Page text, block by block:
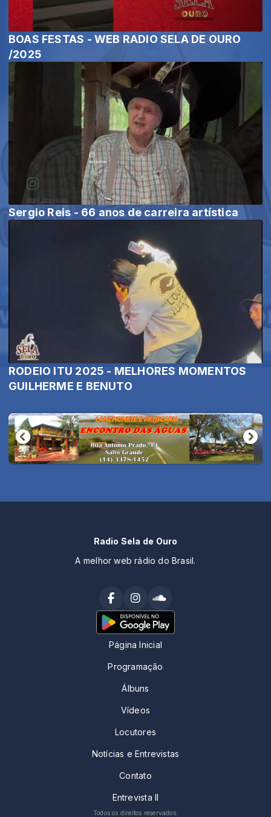
BOAS FESTAS - WEB RADIO SELA DE OURO
/2025
Sergio Reis - 66 anos de carreira artística
RODEIO ITU 2025 - MELHORES MOMENTOS
GUILHERME E BENUTO
Radio Sela de Ouro
A melhor web rádio do Brasil.
Página Inicial
Programação
Álbuns
Vídeos
Locutores
Notícias e Entrevistas
Contato
Entrevista II
Todos os direitos reservados.